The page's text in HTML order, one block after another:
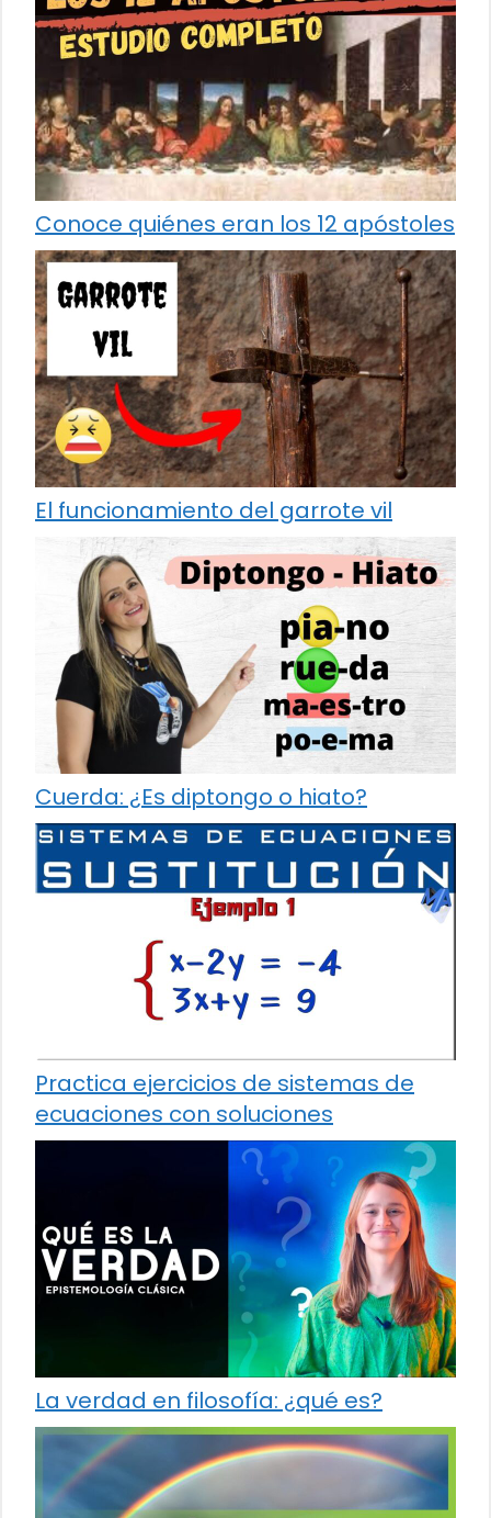
Conoce quiénes eran los 12 apóstoles
El funcionamiento del garrote vil
Cuerda: ¿Es diptongo o hiato?
Practica ejercicios de sistemas de
ecuaciones con soluciones
La verdad en filosofía: ¿qué es?